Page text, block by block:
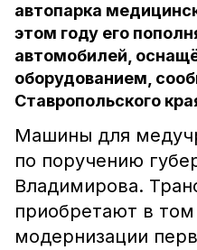
автопарка
этом году его
автомобилей,
оборудованием,
Ставропольского
Машины для
по поручению
Владимирова.
приобретают в
модернизации